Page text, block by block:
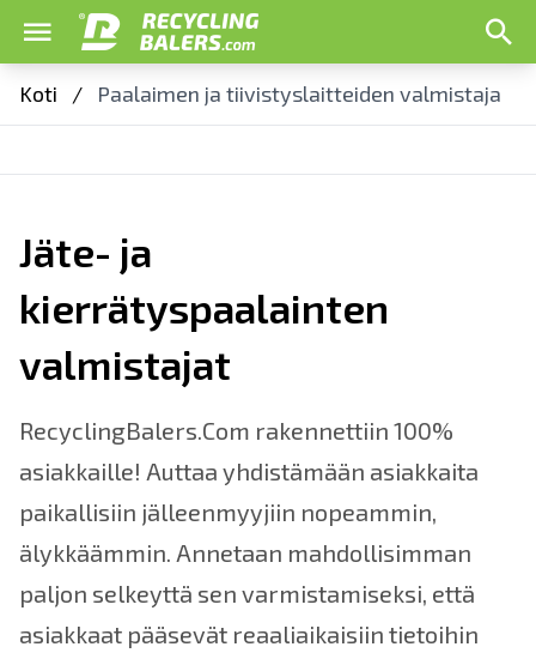
Koti / Paalaimen ja tiivistyslaitteiden valmistaja
Jäte- ja
kierrätyspaalainten
valmistajat
RecyclingBalers.Com rakennettiin 100%
asiakkaille! Auttaa yhdistämään asiakkaita
paikallisiin jälleenmyyjiin nopeammin,
älykkäämmin. Annetaan mahdollisimman
paljon selkeyttä sen varmistamiseksi, että
asiakkaat pääsevät reaaliaikaisiin tietoihin